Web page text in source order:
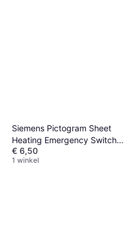
Siemens Pictogram Sheet
Heating Emergency Switch
5TG1894
€ 6,50
1 winkel